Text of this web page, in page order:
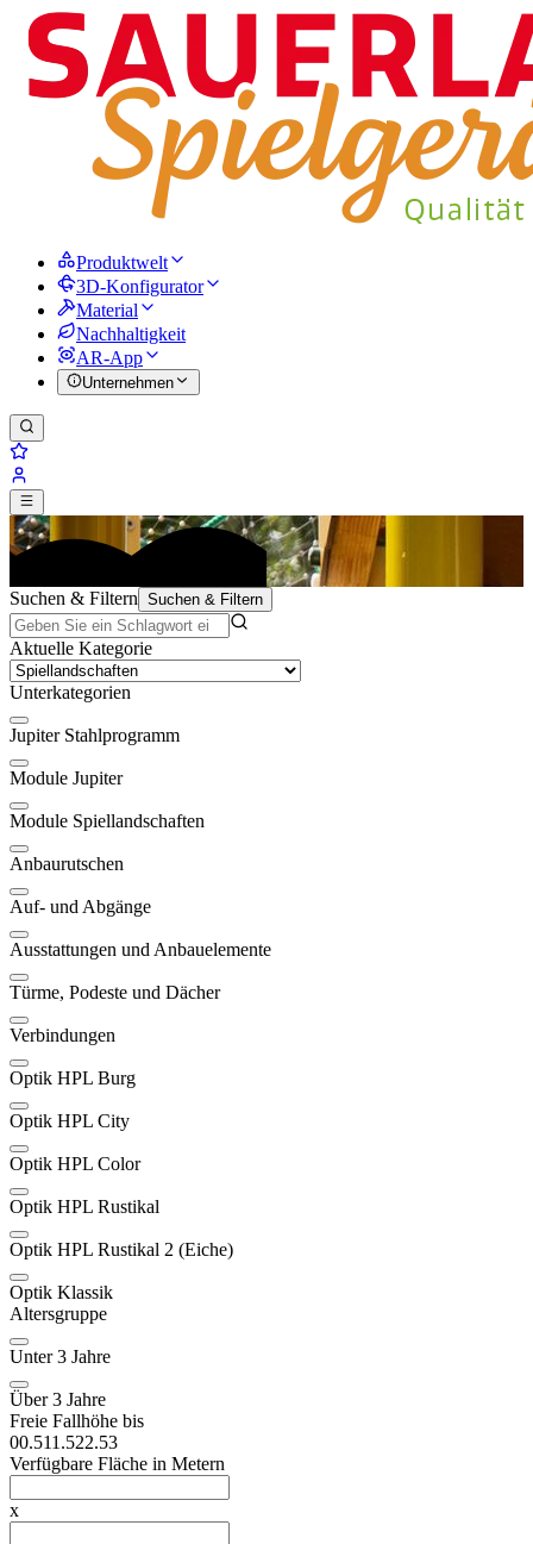
Produktwelt
3D-Konfigurator
Material
Nachhaltigkeit
AR-App
Unternehmen
Suchen & Filtern Suchen & Filtern
Aktuelle Kategorie
Unterkategorien
Jupiter Stahlprogramm
Module Jupiter
Module Spiellandschaften
Anbaurutschen
Auf- und Abgänge
Ausstattungen und Anbauelemente
Türme, Podeste und Dächer
Verbindungen
Optik HPL Burg
Optik HPL City
Optik HPL Color
Optik HPL Rustikal
Optik HPL Rustikal 2 (Eiche)
Optik Klassik
Altersgruppe
Unter 3 Jahre
Über 3 Jahre
Freie Fallhöhe bis
00.511.522.53
Verfügbare Fläche in Metern
x